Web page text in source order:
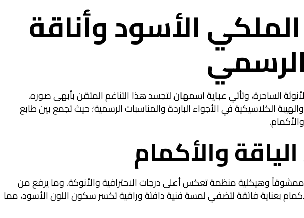
الأسود وأناقة
الرسمي
الساحرة، وتأتيعباية اسمهانلتجسد هذا التناغم المتقن بأبهى صوره.
الكلاسيكية في الأجواء الباردة والمناسبات الرسمية؛ حيث تجمع بين طابع
والأكمام
وهيكلية منظمة تعكس أعلى درجات الاحترافية والأنوكة. وما يرفع من
بعناية فائقة لتضفي لمسة فنية دافئة وراقية تكسر سكون اللون الأسود، مما